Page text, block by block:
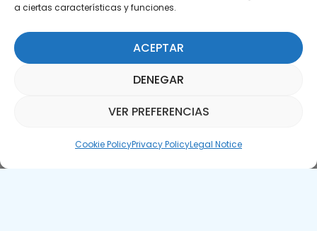
a ciertas características y funciones.
ACEPTAR
DENEGAR
VER PREFERENCIAS
Cookie PolicyPrivacy PolicyLegal Notice
SUBSCRIBE HERE